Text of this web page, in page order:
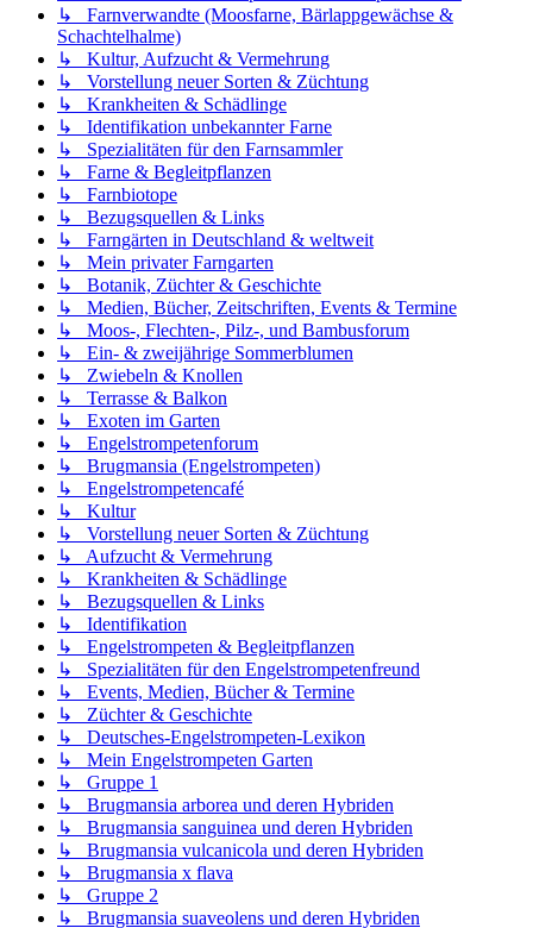
↳ Farnverwandte (Moosfarne, Bärlappgewächse &
Schachtelhalme)
↳ Kultur, Aufzucht & Vermehrung
↳ Vorstellung neuer Sorten & Züchtung
↳ Krankheiten & Schädlinge
↳ Identifikation unbekannter Farne
↳ Spezialitäten für den Farnsammler
↳ Farne & Begleitpflanzen
↳ Farnbiotope
↳ Bezugsquellen & Links
↳ Farngärten in Deutschland & weltweit
↳ Mein privater Farngarten
↳ Botanik, Züchter & Geschichte
↳ Medien, Bücher, Zeitschriften, Events & Termine
↳ Moos-, Flechten-, Pilz-, und Bambusforum
↳ Ein- & zweijährige Sommerblumen
↳ Zwiebeln & Knollen
↳ Terrasse & Balkon
↳ Exoten im Garten
↳ Engelstrompetenforum
↳ Brugmansia (Engelstrompeten)
↳ Engelstrompetencafé
↳ Kultur
↳ Vorstellung neuer Sorten & Züchtung
↳ Aufzucht & Vermehrung
↳ Krankheiten & Schädlinge
↳ Bezugsquellen & Links
↳ Identifikation
↳ Engelstrompeten & Begleitpflanzen
↳ Spezialitäten für den Engelstrompetenfreund
↳ Events, Medien, Bücher & Termine
↳ Züchter & Geschichte
↳ Deutsches-Engelstrompeten-Lexikon
↳ Mein Engelstrompeten Garten
↳ Gruppe 1
↳ Brugmansia arborea und deren Hybriden
↳ Brugmansia sanguinea und deren Hybriden
↳ Brugmansia vulcanicola und deren Hybriden
↳ Brugmansia x flava
↳ Gruppe 2
↳ Brugmansia suaveolens und deren Hybriden